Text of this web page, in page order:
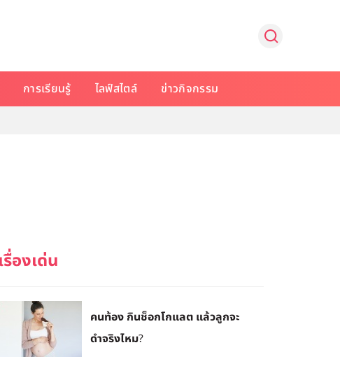
การเรียนรู้ ไลฟ์สไตล์ ข่าวกิจกรรม
คนท้อง กินช็อกโกแลต แล้วลูกจะ
ดำจริงไหม?